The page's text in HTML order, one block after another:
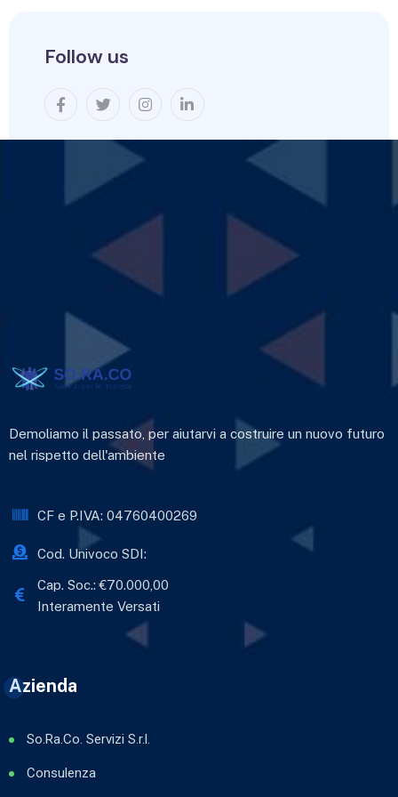
Follow us
Demoliamo il passato, per aiutarvi a costruire un nuovo futuro
nel rispetto dell'ambiente
CF e P.IVA: 04760400269
Cod. Univoco SDI:
Cap. Soc.: €70.000,00
Interamente Versati
Azienda
So.Ra.Co. Servizi S.r.l.
Consulenza